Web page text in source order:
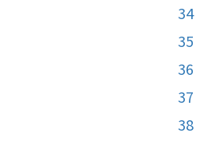
34
35
36
37
38